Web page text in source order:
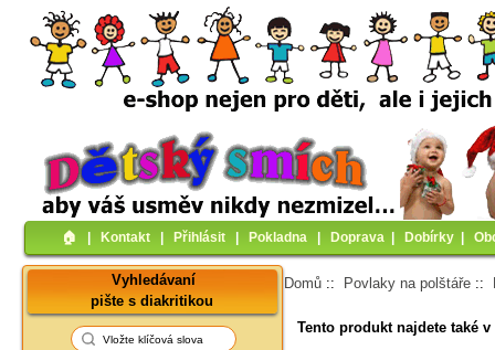
🏠︎ Kontakt Přihlásit Pokladna Doprava Dobírky
Vyhledávaní
pište s diakritikou
Domů :: Povlaky na polštáře ::
Tento produkt najdete také